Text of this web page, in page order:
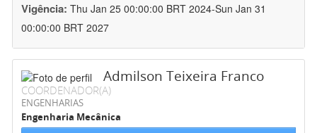
Vigência: Thu Jan 25 00:00:00 BRT 2024-Sun Jan 31
00:00:00 BRT 2027
Admilson Teixeira Franco
COORDENADOR(A)
ENGENHARIAS
Engenharia Mecânica